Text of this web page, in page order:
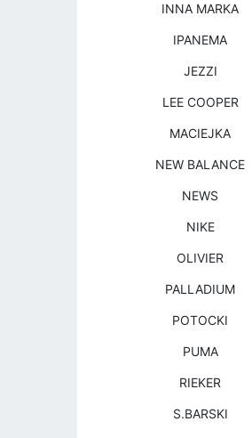
INNA MARKA
IPANEMA
JEZZI
LEE COOPER
MACIEJKA
NEW BALANCE
NEWS
NIKE
OLIVIER
PALLADIUM
POTOCKI
PUMA
RIEKER
S.BARSKI